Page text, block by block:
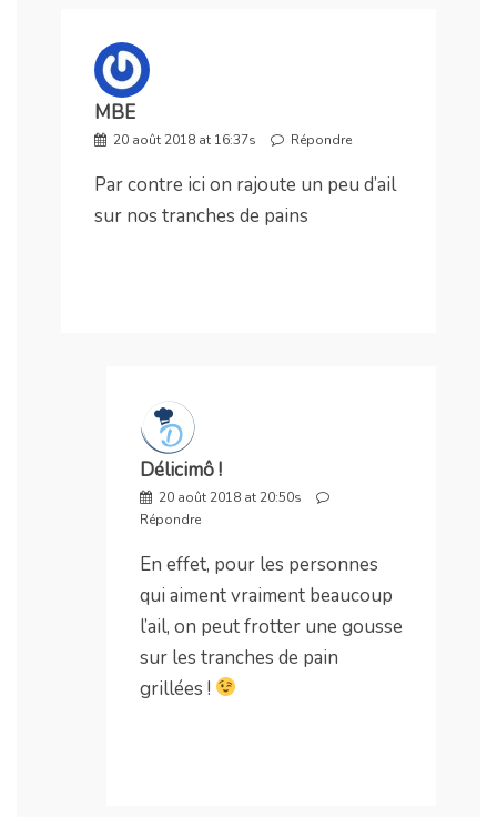
MBE
20 août 2018 at 16:37s Répondre
Par contre ici on rajoute un peu d’ail
sur nos tranches de pains
Délicimô !
20 août 2018 at 20:50s
Répondre
En effet, pour les personnes
qui aiment vraiment beaucoup
l’ail, on peut frotter une gousse
sur les tranches de pain
grillées !